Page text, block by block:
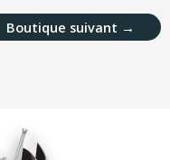
Boutique suivant →